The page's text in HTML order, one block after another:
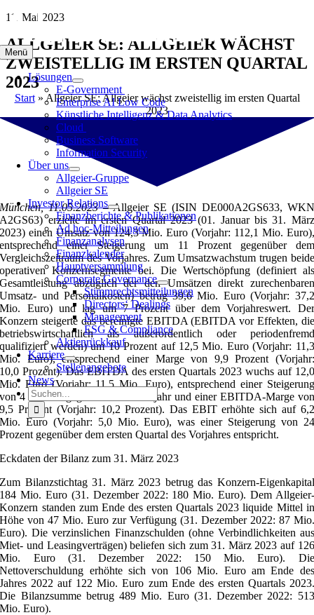
Zum
springen
Menü
Lösungen
E-Government
Enterprise AI Low Code
Künstliche Intelligenz & Data Analytics
Cloud
Business Software
Information Security
Über uns
Allgeier-Gruppe
Allgeier SE
Investor Relations
Finanzberichte & Publikationen
Ad hoc-Mitteilungen
Finanzanalysen
Finanzkalender
Hauptversammlung
Corporate Governance
Stimmrechtsmitteilungen
Directors‘ Dealings
Management
ESG & Compliance
Aktienrückkauf
Karriere
Stellenangebote
News
Suche
nach:
11. Mai 2023
ALLGEIER SE: ALLGEIER WÄCHST
ZWEISTELLIG IM ERSTEN QUARTAL
2023
Start» Allgeier SE: Allgeier wächst zweistellig im ersten Quartal
2023
München, 11.05.2023– Allgeier SE (ISIN DE000A2GS633, WKN
A2GS63) erzielte im ersten Quartal 2023 (01. Januar bis 31. März
2023) einen Umsatz von 124,3 Mio. Euro (Vorjahr: 112,1 Mio. Euro),
entsprechend einer Steigerung um 11 Prozent gegenüber dem
Vergleichszeitraum des Vorjahres. Zum Umsatzwachstum trugen beide
operativen Konzernsegmente bei. Die Wertschöpfung (definiert als
Gesamtleistung abzüglich der den Umsätzen direkt zurechenbaren
Umsatz- und Personalkosten) betrug 39,6 Mio. Euro (Vorjahr: 37,2
Mio. Euro) und lag um 7 Prozent über dem Vorjahreswert. Der
Konzern steigerte das bereinigte EBITDA (EBITDA vor Effekten, die
betriebswirtschaftlich als außerordentlich oder periodenfremd
qualifiziert werden) um 10 Prozent auf 12,5 Mio. Euro (Vorjahr: 11,3
Mio. Euro), entsprechend einer Marge von 9,9 Prozent (Vorjahr:
10,0 Prozent). Das EBITDA des ersten Quartals 2023 wuchs auf 12,0
Mio. Euro (Vorjahr: 11,5 Mio. Euro), entsprechend einer Steigerung
von 4 Prozent gegenüber dem Vorjahr und einer EBITDA-Marge von
9,5 Prozent (Vorjahr: 10,2 Prozent). Das EBIT erhöhte sich auf 6,2
Mio. Euro (Vorjahr: 5,0 Mio. Euro), was einer Steigerung von 24
Prozent gegenüber dem ersten Quartal des Vorjahres entspricht.
Eckdaten der Bilanz zum 31. März 2023
Zum Bilanzstichtag 31. März 2023 betrug das Konzern-Eigenkapital
184 Mio. Euro (31. Dezember 2022: 180 Mio. Euro). Dem Allgeier-
Konzern standen zum Ende des ersten Quartals 2023 liquide Mittel in
Höhe von 47 Mio. Euro zur Verfügung (31. Dezember 2022: 87 Mio.
Euro). Die verzinslichen Finanzschulden (ohne Verbindlichkeiten aus
Miet- und Leasingverträgen) beliefen sich zum 31. März 2023 auf 126
Mio. Euro (31. Dezember 2022: 150 Mio. Euro). Die
Nettoverschuldung erhöhte sich von 106 Mio. Euro am Ende des
Jahres 2022 auf 122 Mio. Euro zum Ende des ersten Quartals 2023.
Die Bilanzsumme betrug 489 Mio. Euro (31. Dezember 2022: 513
Mio. Euro).